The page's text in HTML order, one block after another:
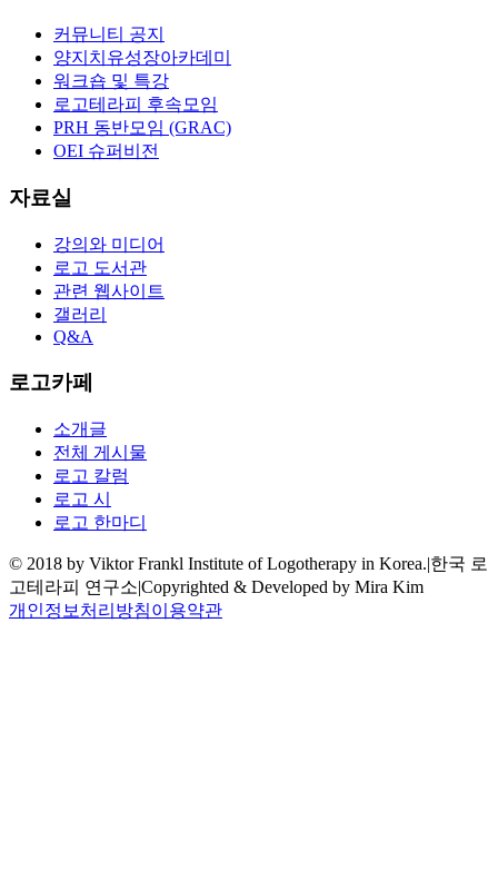
커뮤니티 공지
양지치유성장아카데미
워크숍 및 특강
로고테라피 후속모임
PRH 동반모임 (GRAC)
OEI 슈퍼비전
자료실
강의와 미디어
로고 도서관
관련 웹사이트
갤러리
Q&A
로고카페
소개글
전체 게시물
로고 칼럼
로고 시
로고 한마디
© 2018 by Viktor Frankl Institute of Logotherapy in Korea.|한국 로
고테라피 연구소|Copyrighted & Developed by Mira Kim
개인정보처리방침이용약관